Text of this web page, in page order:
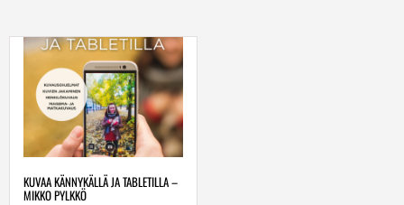
KUVAA KÄNNYKÄLLÄ JA TABLETILLA –
MIKKO PYLKKÖ